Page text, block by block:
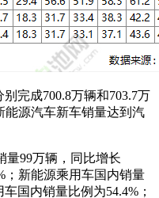
完成700.8万辆和703.7万
能源汽车新车销量达到汽
量99万辆，同比增长
；新能源乘用车国内销量
国内销量比例为54.4%；